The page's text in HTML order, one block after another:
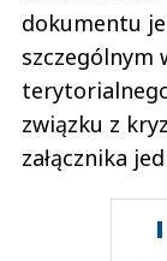
dokumentu
szczególnym
związku z
załącznika